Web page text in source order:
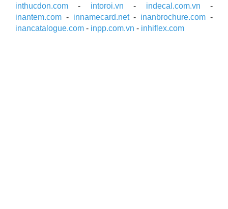
inthucdon.com - intoroi.vn - indecal.com.vn -
inantem.com - innamecard.net- inanbrochure.com -
inancatalogue.com - inpp.com.vn - inhiflex.com